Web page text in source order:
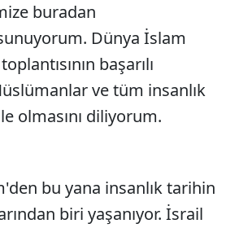
buradan
Dünya İslam
başarılı
ve tüm insanlık
olmasını diliyorum.
bu yana insanlık tarihin
biri yaşanıyor. İsrail